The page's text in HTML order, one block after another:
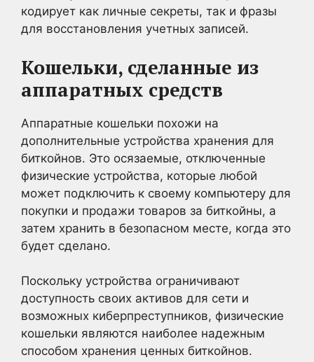
кодирует как личные секреты, так и фразы
для восстановления учетных записей.
Кошельки, сделанные из
аппаратных средств
Аппаратные кошельки похожи на
дополнительные устройства хранения для
биткойнов. Это осязаемые, отключенные
физические устройства, которые любой
может подключить к своему компьютеру для
покупки и продажи товаров за биткойны, а
затем хранить в безопасном месте, когда это
будет сделано.
Поскольку устройства ограничивают
доступность своих активов для сети и
возможных киберпреступников, физические
кошельки являются наиболее надежным
способом хранения ценных биткойнов.